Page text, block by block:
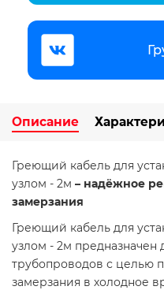
Описание
Греющий кабель для
узлом - 2м – надёжное
замерзания
Греющий кабель для
узлом - 2м предназначен
трубопроводов с целью
замерзания в холодное